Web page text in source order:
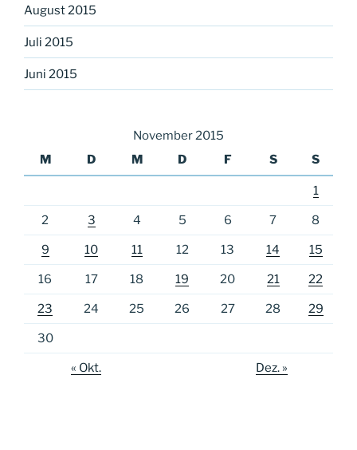
August 2015
Juli 2015
Juni 2015
November 2015
M
D M D F S S
1
2 3 4 5 6 7 8
9 10 11 12 13 14 15
16 17 18 19 20 21 22
23 24 25 26 27 28 29
30
« Okt. Dez. »